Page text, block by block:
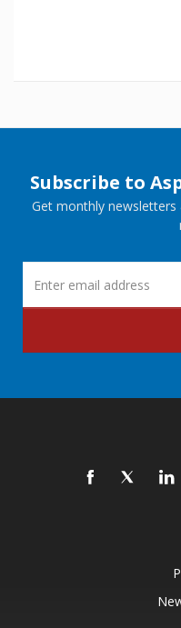
Subscribe to
Get monthly